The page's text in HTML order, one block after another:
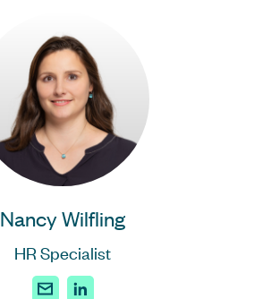
Nancy Wilfling
HR Specialist